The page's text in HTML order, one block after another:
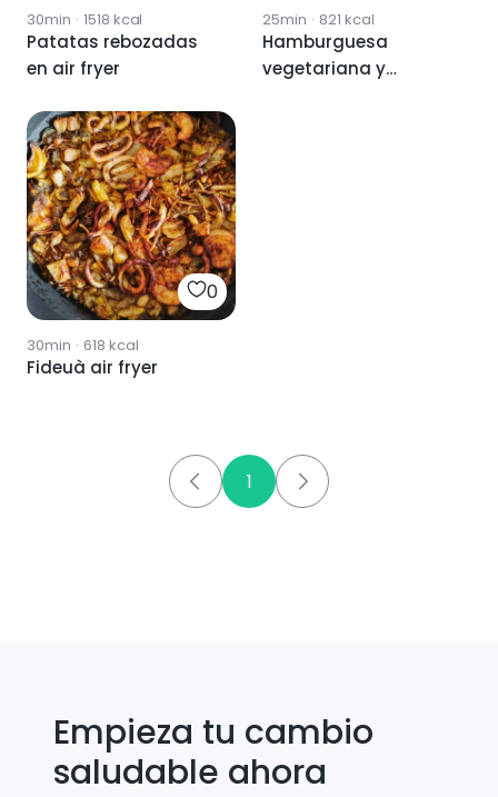
30min · 1518 kcal
Patatas rebozadas
en air fryer
25min · 821 kcal
Hamburguesa
vegetariana y
0
30min · 618 kcal
Fideuà air fryer
1
Empieza tu cambio
saludable ahora